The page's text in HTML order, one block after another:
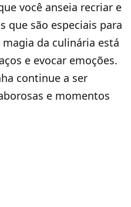
você anseia recriar e
que são especiais para
da culinária está
e evocar emoções.
continue a ser
e momentos